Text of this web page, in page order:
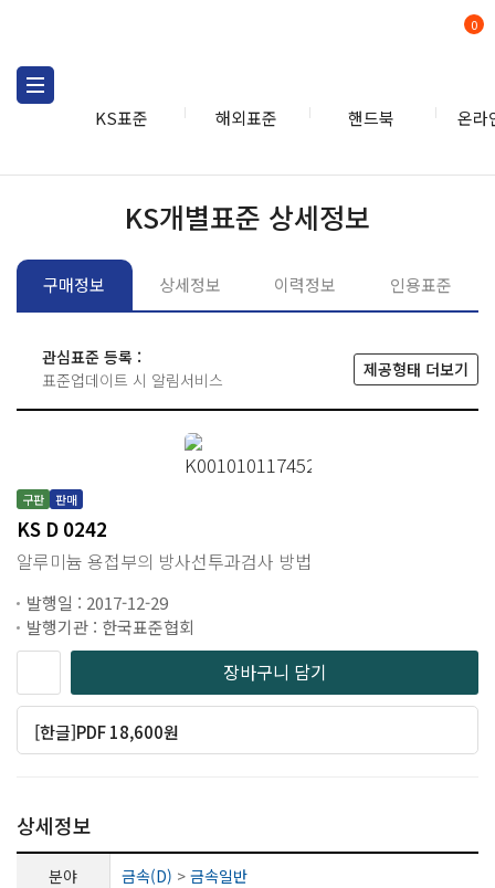
KS표준 해외표준 핸드북 온라
0
KS개별표준 상세정보
구매정보 상세정보 이력정보 인용표준
관심표준 등록 :
표준업데이트 시 알림서비스
제공형태 더보기
구판 판매
KS D 0242
알루미늄 용접부의 방사선투과검사 방법
발행일 : 2017-12-29
발행기관 : 한국표준협회
장바구니 담기
[한글]PDF 18,600원
상세정보
분야 금속(D) > 금속일반